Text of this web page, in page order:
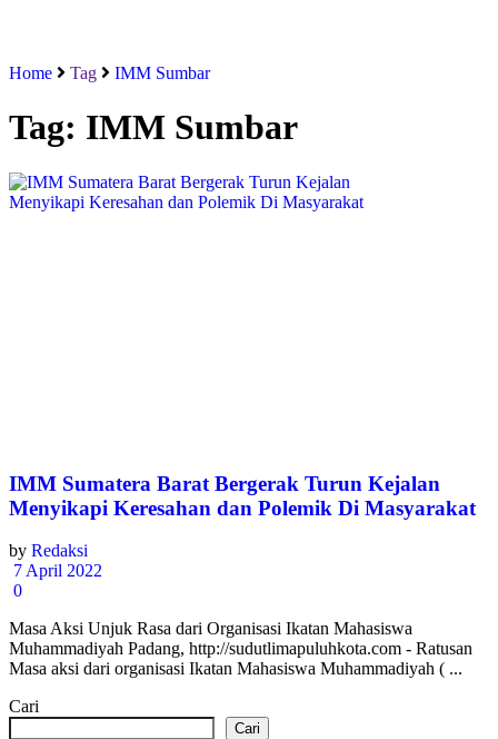
Home Tag IMM Sumbar
Tag: IMM Sumbar
IMM Sumatera Barat Bergerak Turun Kejalan
Menyikapi Keresahan dan Polemik Di Masyarakat
by Redaksi
7 April 2022
0
Masa Aksi Unjuk Rasa dari Organisasi Ikatan Mahasiswa
Muhammadiyah Padang, http://sudutlimapuluhkota.com - Ratusan
Masa aksi dari organisasi Ikatan Mahasiswa Muhammadiyah ( ...
Cari
Cari